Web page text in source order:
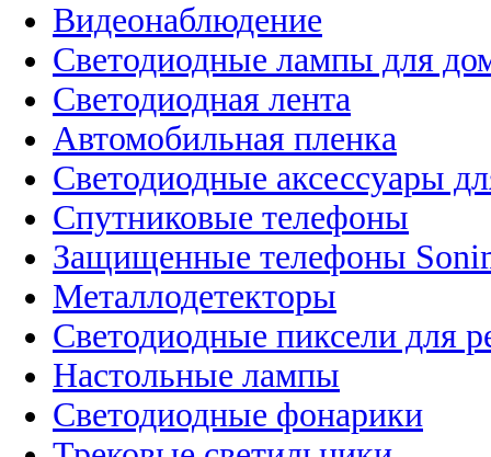
Видеонаблюдение
Светодиодные лампы для
Светодиодная лента
Автомобильная пленка
Светодиодные аксессуары
Спутниковые телефоны
Защищенные телефоны
Металлодетекторы
Светодиодные пиксели для
Настольные лампы
Светодиодные фонарики